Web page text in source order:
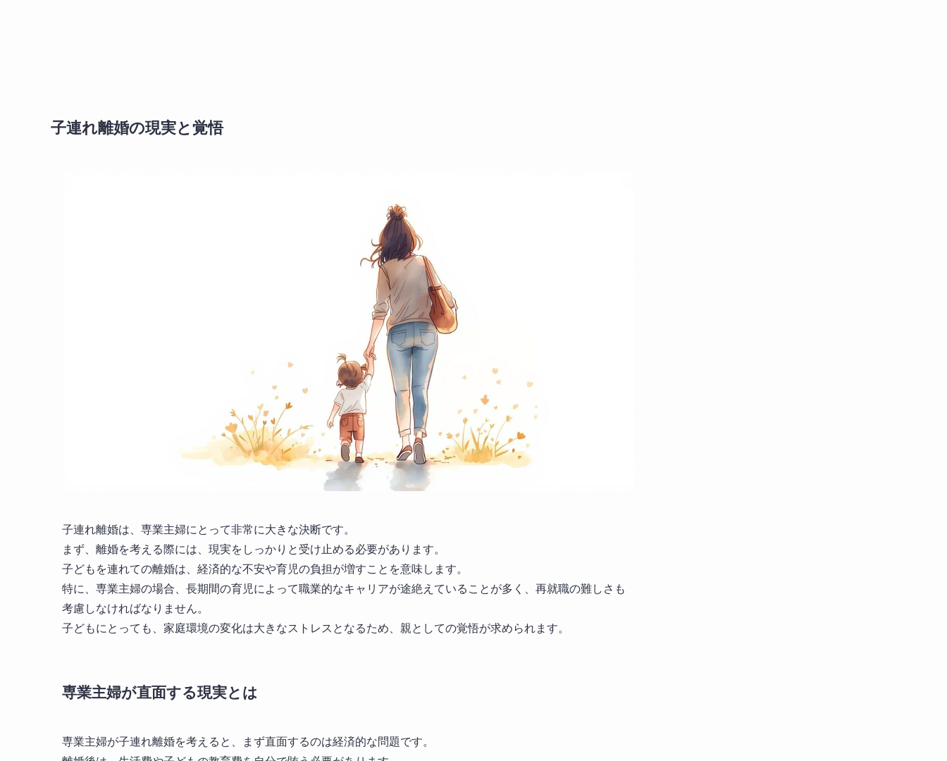
子連れ離婚の現実と覚悟
子連れ離婚は、専業主婦にとって非常に大きな決断です。
まず、離婚を考える際には、現実をしっかりと受け止める必要があります。
子どもを連れての離婚は、経済的な不安や育児の負担が増すことを意味します。
特に、専業主婦の場合、長期間の育児によって職業的なキャリアが途絶えていることが多く、再就職の難しさも
考慮しなければなりません。
子どもにとっても、家庭環境の変化は大きなストレスとなるため、親としての覚悟が求められます。
専業主婦が直面する現実とは
専業主婦が子連れ離婚を考えると、まず直面するのは経済的な問題です。